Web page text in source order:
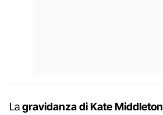
Lagravidanza di Kate Middleton